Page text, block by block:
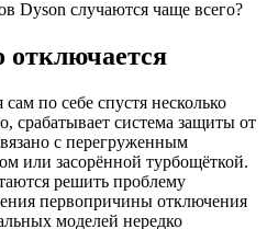
отключается
по себе спустя несколько
срабатывает система защиты от
с перегруженным
или засорённой турбощёткой.
решить проблему
первопричины отключения
моделей нередко